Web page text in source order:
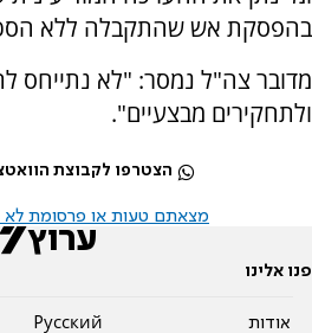
בהפסקת אש שהתקבלה ללא
מדובר צה"ל נמסר: "לא נתייחס
ולתחקירים מבצעיים".
הצטרפו לקבוצת
מצאתם טעות או פרסומת לא
פנו אלינו
אודות
Pусский